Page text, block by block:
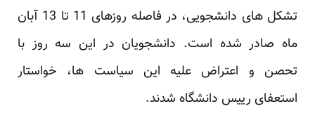
تشکل های دانشجویی، در فاصله روزهای 11 تا 13 آبان
ماه صادر شده است. دانشجویان در این سه روز با
تحصن و اعتراض علیه این سیاست ها، خواستار
استعفای رییس دانشگاه شدند.